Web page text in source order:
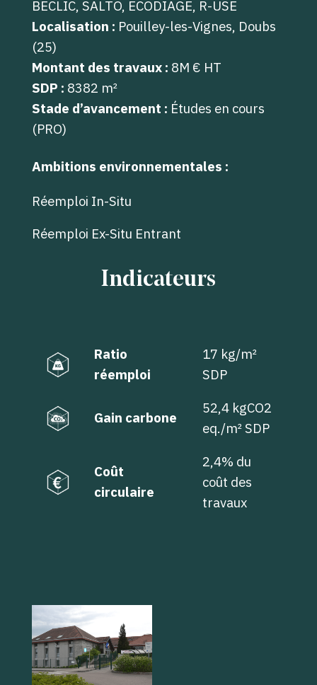
BECLIC, SALTO, ECODIAGE, R-USE
Localisation : Pouilley-les-Vignes, Doubs
(25)
Montant des travaux : 8M € HT
SDP : 8382 m²
Stade d’avancement : Études en cours
(PRO)
Ambitions environnementales :
Réemploi In-Situ
Réemploi Ex-Situ Entrant
Indicateurs
Ratio
réemploi
17 kg/m²
SDP
Gain carbone
52,4 kgCO2
eq./m² SDP
Coût
circulaire
2,4% du
coût des
travaux